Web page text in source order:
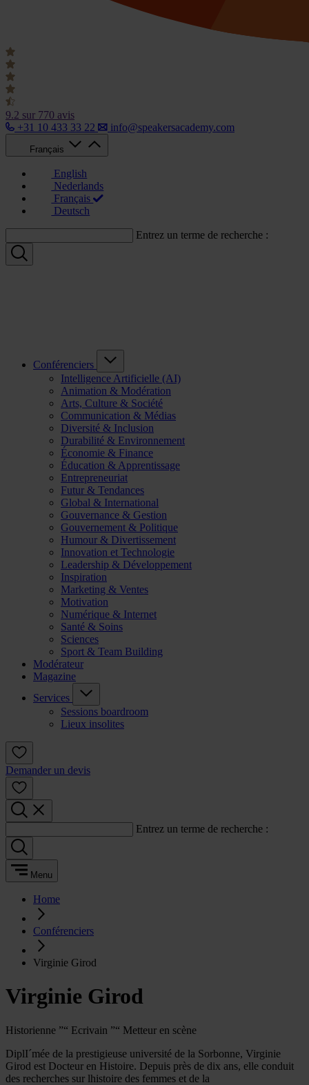
9.2 sur 770 avis
+31 10 433 33 22
info@speakersacademy.com
Français
English
Nederlands
Français
Deutsch
Entrez un terme de recherche :
Conférenciers
Intelligence Artificielle (AI)
Animation & Modération
Arts, Culture & Société
Communication & Médias
Diversité & Inclusion
Durabilité & Environnement
Économie & Finance
Éducation & Apprentissage
Entrepreneuriat
Futur & Tendances
Global & International
Gouvernance & Gestion
Gouvernement & Politique
Humour & Divertissement
Innovation et Technologie
Leadership & Développement
Inspiration
Marketing & Ventes
Motivation
Numérique & Internet
Santé & Soins
Sciences
Sport & Team Building
Modérateur
Magazine
Services
Sessions boardroom
Lieux insolites
Demander un devis
Entrez un terme de recherche :
Menu
Home
Conférenciers
Virginie Girod
Virginie Girod
Historienne ”“ Ecrivain ”“ Metteur en scène
DiplI´mée de la prestigieuse université de la Sorbonne, Virginie
Girod est Docteur en Histoire. Depuis près de dix ans, elle conduit
des recherches sur lhistoire des femmes et de la